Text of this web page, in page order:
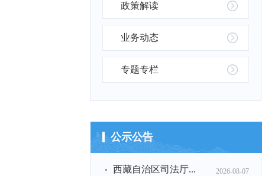
政策解读
业务动态
专题专栏
公示公告
西藏自治区司法厅... 2026-08-07